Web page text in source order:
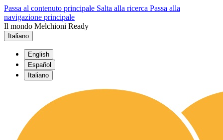
Passa al contenuto principale Salta alla ricerca Passa alla
navigazione principale
Il mondo Melchioni Ready
Italiano
English
Español
Italiano